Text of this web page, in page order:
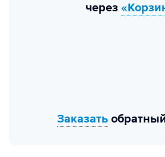
через
Заказать